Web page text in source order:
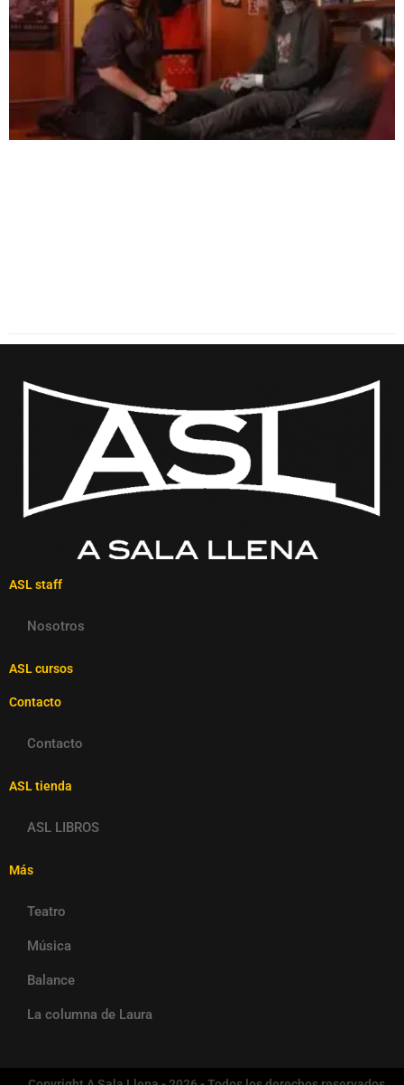
ASL staff
Nosotros
ASL cursos
Contacto
Contacto
ASL tienda
ASL LIBROS
Más
Teatro
Música
Balance
La columna de Laura